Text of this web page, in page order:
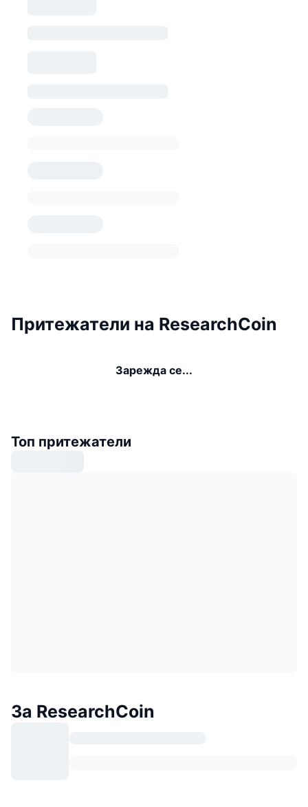
Притежатели на ResearchCoin
Зарежда се...
Топ притежатели
За ResearchCoin